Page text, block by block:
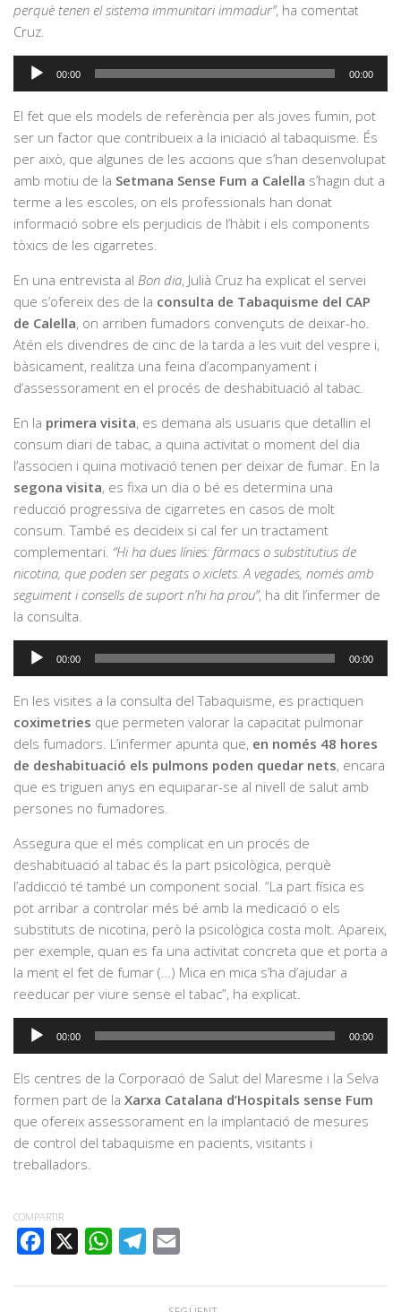
perquè tenen el sistema immunitari immadur”, ha comentat
Cruz.
Reproductor
d'àudio
00:00 00:00
El fet que els models de referència per als joves fumin, pot
ser un factor que contribueix a la iniciació al tabaquisme. És
per això, que algunes de les accions que s’han desenvolupat
amb motiu de la Setmana Sense Fum a Calella s’hagin dut a
terme a les escoles, on els professionals han donat
informació sobre els perjudicis de l’hàbit i els components
tòxics de les cigarretes.
En una entrevista al Bon dia, Julià Cruz ha explicat el servei
que s’ofereix des de la consulta de Tabaquisme del CAP
de Calella, on arriben fumadors convençuts de deixar-ho.
Atén els divendres de cinc de la tarda a les vuit del vespre i,
bàsicament, realitza una feina d’acompanyament i
d’assessorament en el procés de deshabituació al tabac.
En la primera visita, es demana als usuaris que detallin el
consum diari de tabac, a quina activitat o moment del dia
l’associen i quina motivació tenen per deixar de fumar. En la
segona visita, es fixa un dia o bé es determina una
reducció progressiva de cigarretes en casos de molt
consum. També es decideix si cal fer un tractament
complementari. “Hi ha dues línies: fàrmacs o substitutius de
nicotina, que poden ser pegats o xiclets. A vegades, només amb
seguiment i consells de suport n’hi ha prou”, ha dit l’infermer de
la consulta.
Reproductor
d'àudio
00:00 00:00
En les visites a la consulta del Tabaquisme, es practiquen
coximetries que permeten valorar la capacitat pulmonar
dels fumadors. L’infermer apunta que, en només 48 hores
de deshabituació els pulmons poden quedar nets, encara
que es triguen anys en equiparar-se al nivell de salut amb
persones no fumadores.
Assegura que el més complicat en un procés de
deshabituació al tabac és la part psicològica, perquè
l’addicció té també un component social. “La part física es
pot arribar a controlar més bé amb la medicació o els
substituts de nicotina, però la psicològica costa molt. Apareix,
per exemple, quan es fa una activitat concreta que et porta a
la ment el fet de fumar (…) Mica en mica s’ha d’ajudar a
reeducar per viure sense el tabac”, ha explicat.
Reproductor
d'àudio
00:00 00:00
Els centres de la Corporació de Salut del Maresme i la Selva
formen part de la Xarxa Catalana d’Hospitals sense Fum
que ofereix assessorament en la implantació de mesures
de control del tabaquisme en pacients, visitants i
treballadors.
COMPARTIR
FACEBOOK
WHATSAPPTELEGRAM